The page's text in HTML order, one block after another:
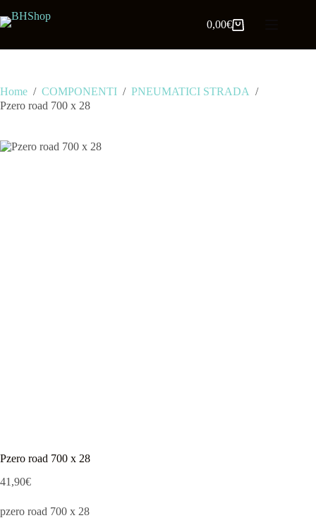
0,00€
Home / COMPONENTI / PNEUMATICI STRADA /
Pzero road 700 x 28
Pzero road 700 x 28
41,90€
pzero road 700 x 28